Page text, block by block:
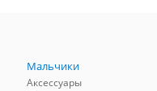
Мальчики
Аксессуары